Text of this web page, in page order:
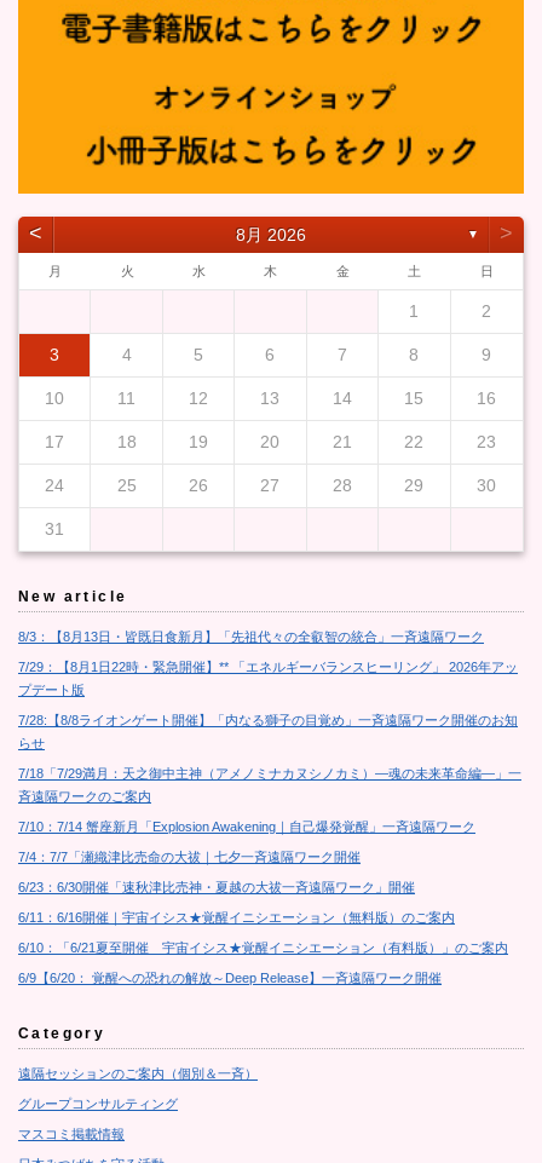
˂ 8月 2026 ▼ ˃
月 火 水 木 金 土 日
1 2
3 4 5 6 7 8 9
10 11 12 13 14 15 16
17 18 19 20 21 22 23
24 25 26 27 28 29 30
31
New article
8/3：【8月13日・皆既日食新月】「先祖代々の全叡智の統合」一斉遠隔ワーク
7/29：【8月1日22時・緊急開催】** 「エネルギーバランスヒーリング」 2026年アッ
プデート版
7/28:【8/8ライオンゲート開催】「内なる獅子の目覚め」一斉遠隔ワーク開催のお知
らせ
7/18「7/29満月：天之御中主神（アメノミナカヌシノカミ）―魂の未来革命編―」一
斉遠隔ワークのご案内
7/10：7/14 蟹座新月「Explosion Awakening｜自己爆発覚醒」一斉遠隔ワーク
7/4：7/7「瀬織津比売命の大祓｜七夕一斉遠隔ワーク開催
6/23：6/30開催「速秋津比売神・夏越の大祓一斉遠隔ワーク」開催
6/11：6/16開催｜宇宙イシス★覚醒イニシエーション（無料版）のご案内
6/10：「6/21夏至開催 宇宙イシス★覚醒イニシエーション（有料版）」のご案内
6/9【6/20： 覚醒への恐れの解放～Deep Release】一斉遠隔ワーク開催
Category
遠隔セッションのご案内（個別＆一斉）
グループコンサルティング
マスコミ掲載情報